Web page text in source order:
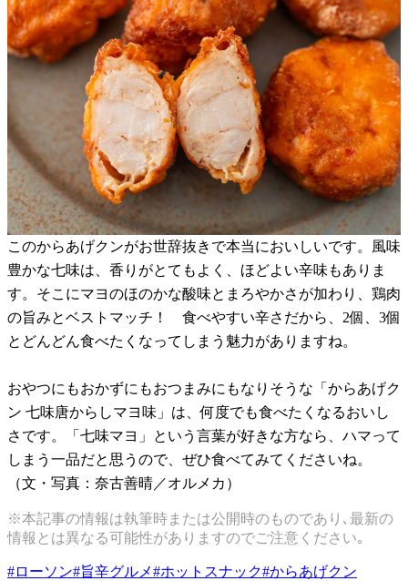
このからあげクンがお世辞抜きで本当においしいです。風味
豊かな七味は、香りがとてもよく、ほどよい辛味もありま
す。そこにマヨのほのかな酸味とまろやかさが加わり、鶏肉
の旨みとベストマッチ！ 食べやすい辛さだから、2個、3個
とどんどん食べたくなってしまう魅力がありますね。
おやつにもおかずにもおつまみにもなりそうな「からあげク
ン 七味唐からしマヨ味」は、何度でも食べたくなるおいし
さです。「七味マヨ」という言葉が好きな方なら、ハマって
しまう一品だと思うので、ぜひ食べてみてくださいね。
（文・写真：奈古善晴／オルメカ）
※本記事の情報は執筆時または公開時のものであり､最新の
情報とは異なる可能性がありますのでご注意ください｡
#ローソン#旨辛グルメ#ホットスナック#からあげクン